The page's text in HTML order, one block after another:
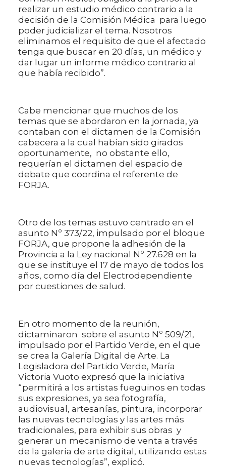
realizar un estudio médico contrario a la
decisión de la Comisión Médica para luego
poder judicializar el tema. Nosotros
eliminamos el requisito de que el afectado
tenga que buscar en 20 días, un médico y
dar lugar un informe médico contrario al
que había recibido”.
Cabe mencionar que muchos de los
temas que se abordaron en la jornada, ya
contaban con el dictamen de la Comisión
cabecera a la cual habían sido girados
oportunamente, no obstante ello,
requerían el dictamen del espacio de
debate que coordina el referente de
FORJA.
Otro de los temas estuvo centrado en el
asunto Nº 373/22, impulsado por el bloque
FORJA, que propone la adhesión de la
Provincia a la Ley nacional Nº 27.628 en la
que se instituye el 17 de mayo de todos los
años, como día del Electrodependiente
por cuestiones de salud.
En otro momento de la reunión,
dictaminaron sobre el asunto Nº 509/21,
impulsado por el Partido Verde, en el que
se crea la Galería Digital de Arte. La
Legisladora del Partido Verde, María
Victoria Vuoto expresó que la iniciativa
“permitirá a los artistas fueguinos en todas
sus expresiones, ya sea fotografía,
audiovisual, artesanías, pintura, incorporar
las nuevas tecnologías y las artes más
tradicionales, para exhibir sus obras y
generar un mecanismo de venta a través
de la galería de arte digital, utilizando estas
nuevas tecnologías”, explicó.